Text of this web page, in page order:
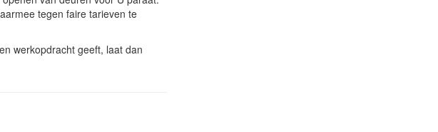
tegen faire tarieven te
werkopdracht geeft, laat dan